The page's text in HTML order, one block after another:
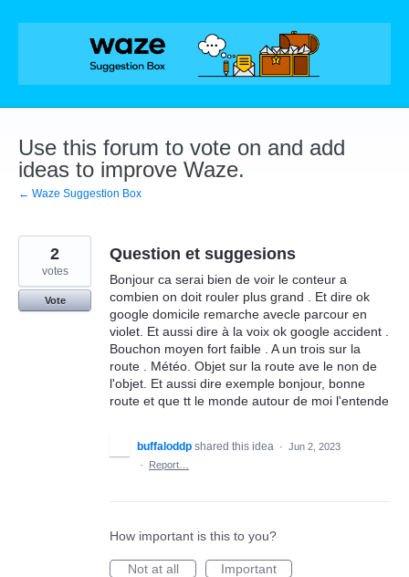
Skip
Use this forum to vote on and add
ideas to improve Waze.
← Waze Suggestion Box
Question et suggesions
Bonjour ca serai bien de voir le conteur a
combien on doit rouler plus grand . Et dire ok
google domicile remarche avecle parcour en
violet. Et aussi dire à la voix ok google accident .
Bouchon moyen fort faible . A un trois sur la
route . Météo. Objet sur la route ave le non de
l'objet. Et aussi dire exemple bonjour, bonne
route et que tt le monde autour de moi l'entende
2
votes
Vote
buffaloddp shared this idea · Jun 2, 2023
·
Report…
How important is this to you?
Not at all
Important